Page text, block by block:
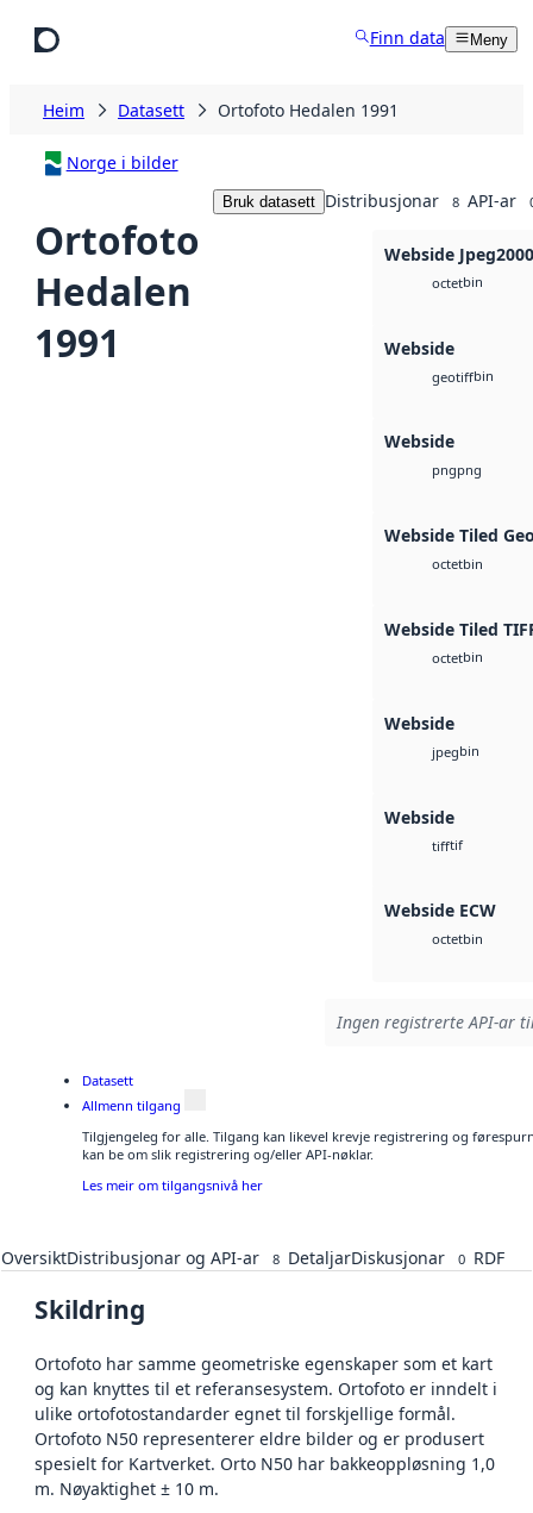
Finn data Meny
Heim Datasett Ortofoto Hedalen 1991
Norge i bilder
Ortofoto
Hedalen
1991
Bruk datasett Distribusjonar 8 API-ar
Webside Jpeg2000
octetbin
Webside
geotiffbin
Webside
pngpng
Webside Tiled
octetbin
Webside Tiled
octetbin
Webside
jpegbin
Webside
tifftif
Webside ECW
octetbin
Ingen registrerte API-ar
Datasett
Allmenn tilgang
Tilgjengeleg for alle. Tilgang kan likevel krevje registrering og
kan be om slik registrering og/eller API-nøklar.
Les meir om tilgangsnivå her
OversiktDistribusjonar og API-ar 8 DetaljarDiskusjonar 0 RDF
Skildring
Ortofoto har samme geometriske egenskaper som et kart
og kan knyttes til et referansesystem. Ortofoto er inndelt i
ulike ortofotostandarder egnet til forskjellige formål.
Ortofoto N50 representerer eldre bilder og er produsert
spesielt for Kartverket. Orto N50 har bakkeoppløsning 1,0
m. Nøyaktighet ± 10 m.